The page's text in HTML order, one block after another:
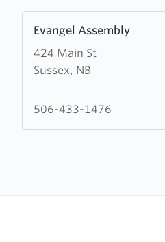
Evangel Assembly
424 Main St
Sussex, NB
more
about
Evangel
506-433-1476